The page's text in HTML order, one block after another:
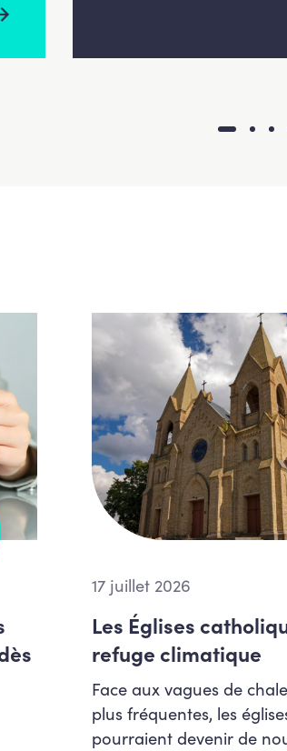
17 juillet 2026
Les Églises
refuge climatique
Face aux vagues de
plus fréquentes, les
pourraient devenir de